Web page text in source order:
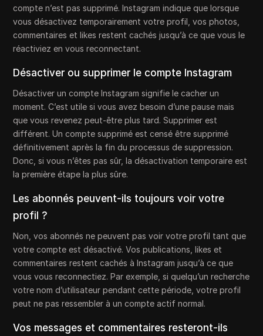
compte n’est pas supprimé. Instagram indique que lorsque
vous désactivez temporairement votre profil, vos photos,
commentaires et likes restent cachés jusqu’à ce que vous le
réactiviez en vous reconnectant.
Désactiver ou supprimer le compte Instagram
Désactiver un compte Instagram signifie le cacher un
moment. C’est utile si vous avez besoin d’une pause mais
que vous revenez peut-être plus tard. Supprimer est
différent. Un compte supprimé est censé être supprimé
définitivement après la fin du processus de suppression.
Donc, si vous n’êtes pas sûr, la désactivation temporaire est
la première étape la plus sûre.
Les abonnés peuvent-ils toujours voir votre
profil ?
Non, vos abonnés ne peuvent pas voir votre profil tant que
votre compte est désactivé. Vos publications, likes et
commentaires restent cachés à Instagram jusqu’à ce que
vous vous reconnectiez. Par exemple, si quelqu’un recherche
votre nom d’utilisateur pendant cette période, votre profil
peut ne pas ressembler à un compte actif normal.
Vos messages et commentaires resteront-ils